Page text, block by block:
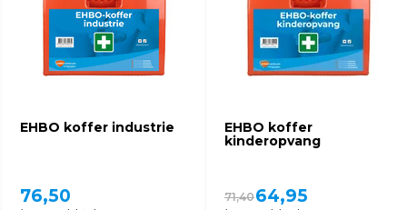
EHBO koffer industrie
76,50
EHBO koffer
kinderopvang
71,4064,95